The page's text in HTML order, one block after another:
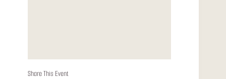
Share This Event